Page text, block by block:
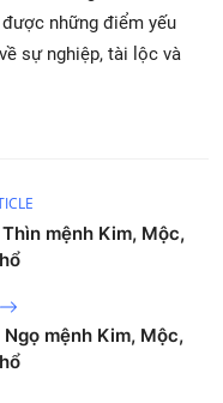
những điểm yếu
sự nghiệp, tài lộc và
mệnh Kim, Mộc,
mệnh Kim, Mộc,